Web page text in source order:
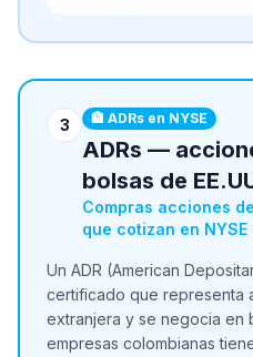
3 🏦 ADRs en NYSE
ADRs —
bolsas de
Compras acciones
que cotizan en NYSE
Un ADR (American
certificado que representa
extranjera y se negocia en
empresas colombianas